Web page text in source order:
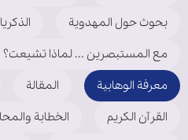
بحوث حول المهدوية
مع المستبصرین ... لماذا تشیعت؟
معرفة الوهابية
المقالة
القرآن الکریم
الخطابة